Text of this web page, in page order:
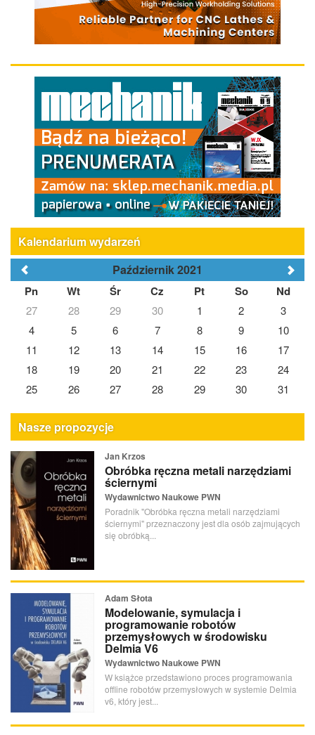
Kalendarium wydarzeń
Październik 2021
Pn Wt Śr Cz Pt So Nd
27 28 29 30 1 2
3
4
5 6 7 8 9
10
11
12 13 14 15 16
17
18
19 20 21 22 23
24
25
26 27 28 29 30 31
Nasze propozycje
Jan Krzos
Obróbka ręczna metali narzędziami
ściernymi
Wydawnictwo Naukowe PWN
Poradnik "Obróbka ręczna metali narzędziami
ściernymi" przeznaczony jest dla osób zajmujących
się obróbką...
Adam Słota
Modelowanie, symulacja i
programowanie robotów
przemysłowych w środowisku
Delmia V6
Wydawnictwo Naukowe PWN
W książce przedstawiono proces programowania
offline robotów przemysłowych w systemie Delmia
v6, który jest...